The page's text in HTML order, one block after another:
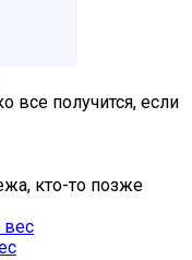
все получится, если
кто-то позже